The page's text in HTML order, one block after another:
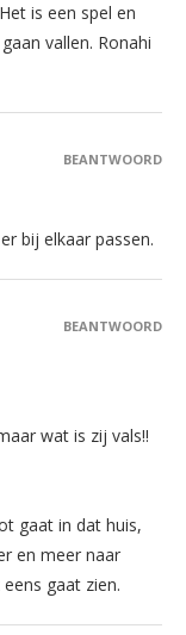
is een spel en
vallen. Ronahi
bij elkaar passen.
BEANTWOORD
wat is zij vals!!
gaat in dat huis,
en meer naar
gaat zien.
BEANTWOORD